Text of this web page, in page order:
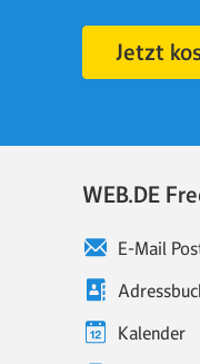
Jetzt
WEB.DE
E-Mail
Kalender